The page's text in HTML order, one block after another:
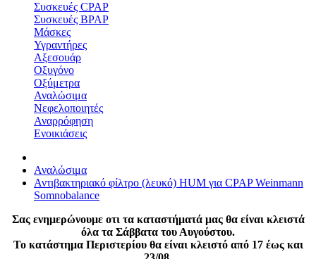
Συσκευές CPAP
Συσκευές BPAP
Μάσκες
Υγραντήρες
Αξεσουάρ
Οξυγόνο
Οξύμετρα
Αναλώσιμα
Νεφελοποιητές
Αναρρόφηση
Ενοικιάσεις
Αναλώσιμα
Αντιβακτηριακό φίλτρο (λευκό) HUM για CPAP Weinmann
Somnobalance
Σας ενημερώνουμε οτι τα καταστήματά μας θα είναι κλειστά
όλα τα Σάββατα του Αυγούστου.
Το κατάστημα Περιστερίου θα είναι κλειστό από 17 έως και